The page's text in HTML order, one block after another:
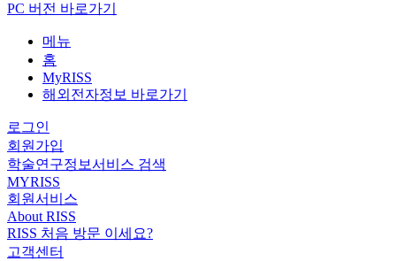
PC 버전 바로가기
메뉴
홈
MyRISS
해외전자정보 바로가기
로그인
회원가입
학술연구정보서비스 검색
MYRISS
회원서비스
About RISS
RISS 처음 방문 이세요?
고객센터